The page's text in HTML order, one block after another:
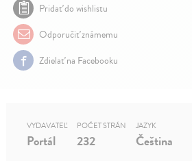
Pridať do wishlistu
Odporučiť známemu
Zdielať na Facebooku
VYDAVATEĽ
Portál
POČET STRÁN
232
JAZYK
Čeština